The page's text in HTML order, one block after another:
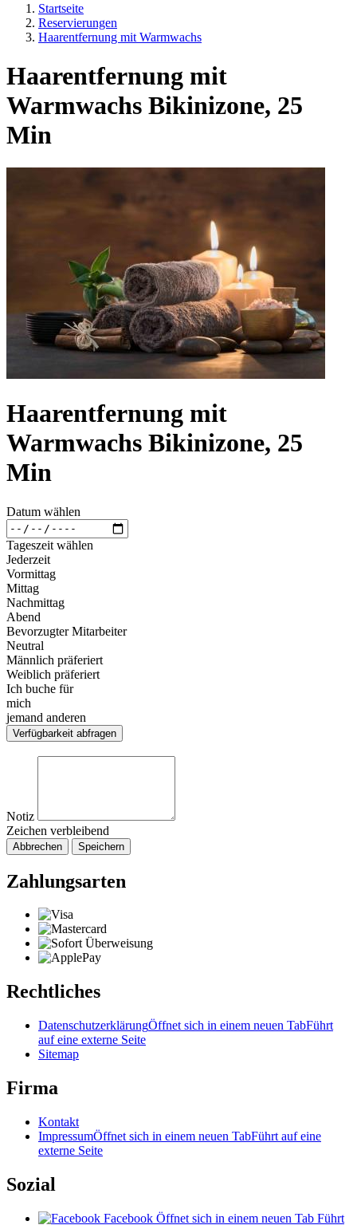
Startseite
Reservierungen
Haarentfernung mit Warmwachs
Haarentfernung mit
Warmwachs Bikinizone, 25
Min
Haarentfernung mit
Warmwachs Bikinizone, 25
Min
Datum wählen
Tageszeit wählen
Jederzeit
Vormittag
Mittag
Nachmittag
Abend
Bevorzugter Mitarbeiter
Neutral
Männlich präferiert
Weiblich präferiert
Ich buche für
mich
jemand anderen
Verfügbarkeit abfragen
Notiz
Zeichen verbleibend
Abbrechen Speichern
Zahlungsarten
Rechtliches
DatenschutzerklärungÖffnet sich in einem neuen TabFührt
auf eine externe Seite
Sitemap
Firma
Kontakt
ImpressumÖffnet sich in einem neuen TabFührt auf eine
externe Seite
Sozial
Facebook Öffnet sich in einem neuen Tab Führt